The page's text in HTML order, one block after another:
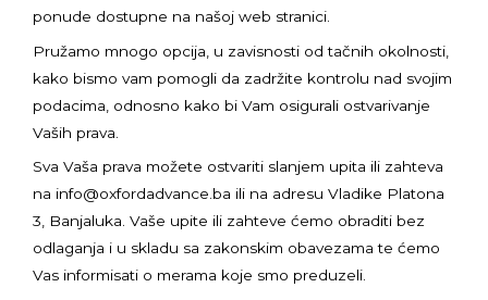
ponude dostupne na našoj web stranici.
Pružamo mnogo opcija, u zavisnosti od tačnih okolnosti,
kako bismo vam pomogli da zadržite kontrolu nad svojim
podacima, odnosno kako bi Vam osigurali ostvarivanje
Vaših prava.
Sva Vaša prava možete ostvariti slanjem upita ili zahteva
na infо@oxfordadvance.ba ili na adresu Vladike Platona
3, Banjaluka. Vaše upite ili zahteve ćemo obraditi bez
odlaganja i u skladu sa zakonskim obavezama te ćemo
Vas informisati o merama koje smo preduzeli.